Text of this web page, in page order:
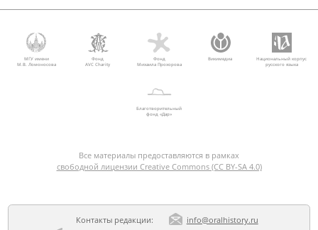
МГУ имени
М.В. Ломоносова
Фонд
AVC Charity
Фонд
Михаила Прохорова
Викимедиа
Национальный корпус
русского языка
Благотворительный
фонд «Дар»
Все материалы предоставляются в рамках
свободной лицензии Creative Commons (CC BY-SA 4.0)
Контакты редакции:
info@oralhistory.ru